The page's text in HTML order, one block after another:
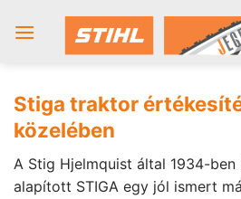
Stiga traktor
közelében
A Stig Hjelmquist által 1934-ben
alapított STIGA egy jól ismert